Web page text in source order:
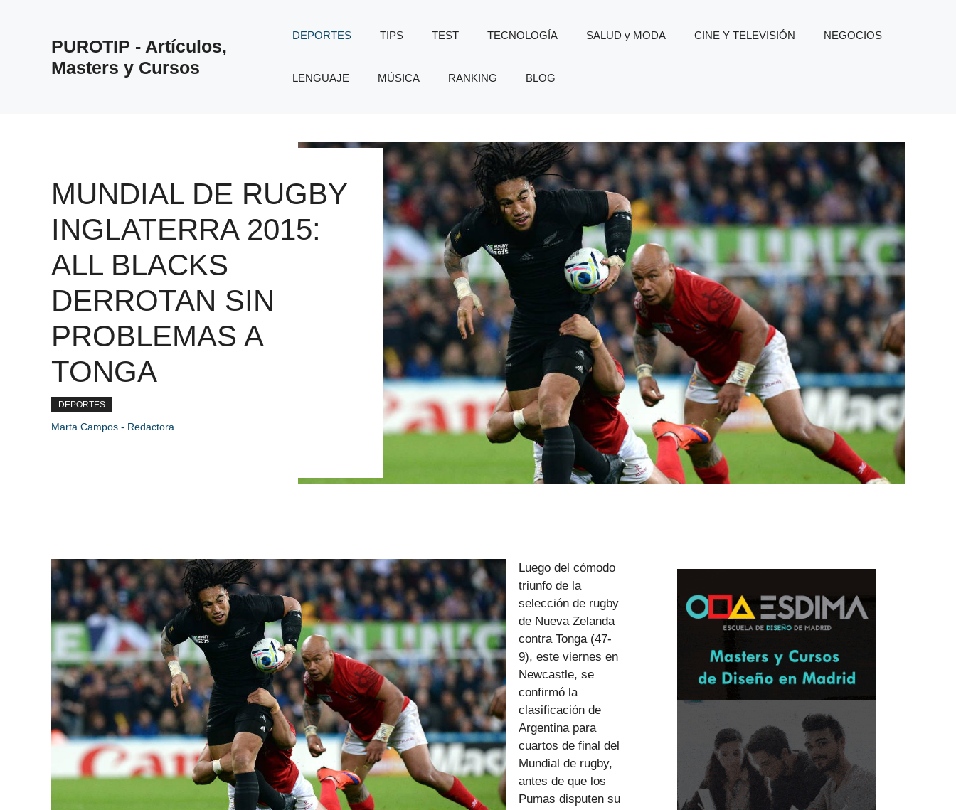
PUROTIP - Artículos,
Masters y Cursos
DEPORTES TIPS TEST TECNOLOGÍA SALUD y MODA CINE Y TELEVISIÓN NEGOCIOS
LENGUAJE MÚSICA RANKING BLOG
MUNDIAL DE RUGBY
INGLATERRA 2015:
ALL BLACKS
DERROTAN SIN
PROBLEMAS A
TONGA
DEPORTES
Marta Campos - Redactora
Luego del cómodo
triunfo de la
selección de rugby
de Nueva Zelanda
contra Tonga (47-
9), este viernes en
Newcastle, se
confirmó la
clasificación de
Argentina para
cuartos de final del
Mundial de rugby,
antes de que los
Pumas disputen su